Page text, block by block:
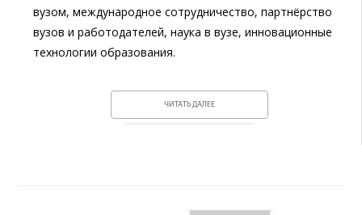
вузом, международное сотрудничество, партнёрство
вузов и работодателей, наука в вузе, инновационные
технологии образования.
ЧИТАТЬ ДАЛЕЕ